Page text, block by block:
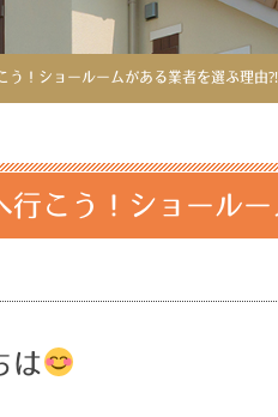
う！ショールームがある業者を選ぶ理由⁈
こう！ショール
は